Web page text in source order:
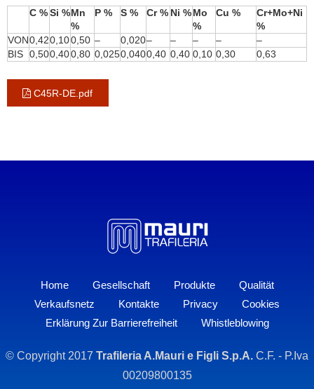
C %Si %Mn
%
P % S % Cr % Ni %Mo
%
Cu %
Cr+Mo+Ni
%
VON0,420,100,50 – 0,020– – – –
–
BIS 0,500,400,80 0,0250,0400,40 0,40 0,10 0,30 0,63
C45R-DE.pdf
Home Gesellschaft Produkte
Qualität
Verkaufsnetz
Kontakte Privacy
Cookies
Erklärung Zur Barrierefreiheit
Whistleblowing
© Copyright 2017 Trafileria A.Mauri e Figli S.p.A. C.F. - P.Iva
00209800135